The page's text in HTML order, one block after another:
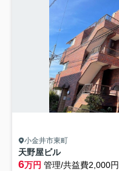
小金井市東町
天野屋ビル
6万円 管理/共益費2,000円